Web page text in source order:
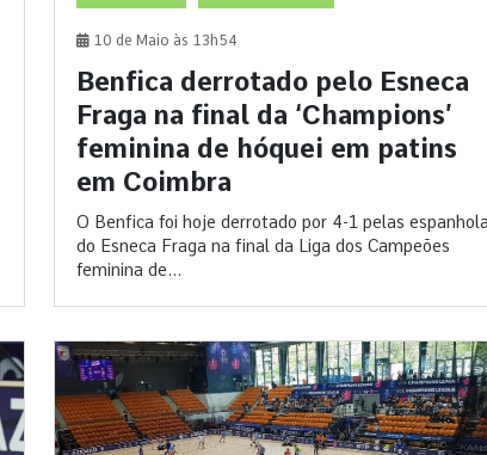
10 de Maio às 13h54
Benfica derrotado pelo Esneca
Fraga na final da ‘Champions’
feminina de hóquei em patins
em Coimbra
O Benfica foi hoje derrotado por 4-1 pelas
do Esneca Fraga na final da Liga dos Campeões
feminina de...